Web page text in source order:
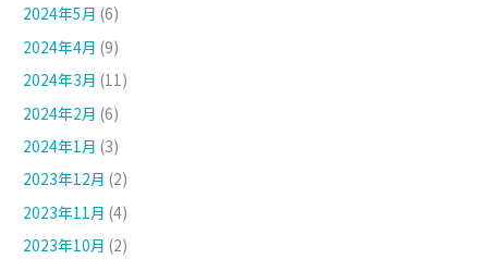
2024年5月 (6)
2024年4月 (9)
2024年3月 (11)
2024年2月 (6)
2024年1月 (3)
2023年12月 (2)
2023年11月 (4)
2023年10月 (2)